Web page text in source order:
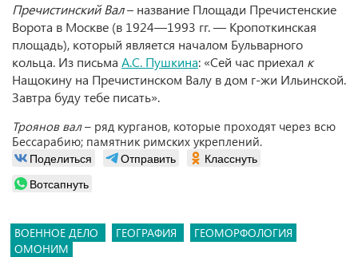
Пречистинский Вал– название Площади Пречистенские
Ворота в Москве (в 1924—1993 гг. — Кропоткинская
площадь), который является началом Бульварного
кольца. Из письма А.С. Пушкина: «Сей час приехал к
Нащокину на Пречистинском Валу в дом г-жи Ильинской.
Завтра буду тебе писать».
Троянов вал– ряд курганов, которые проходят через всю
Бессарабию; памятник римских укреплений.
Поделиться
Отправить
Класснуть
Вотсапнуть
ВОЕННОЕ ДЕЛО ГЕОГРАФИЯ
ГЕОМОРФОЛОГИЯ
ОМОНИМ